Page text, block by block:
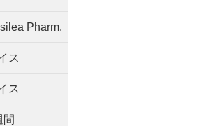
Pharm.
ス
ス
間